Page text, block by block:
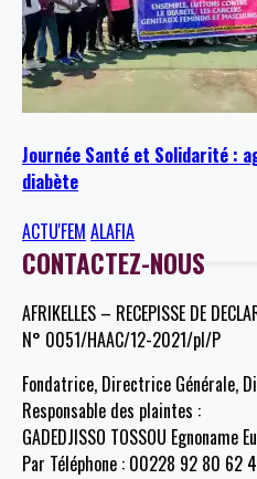
Journée Santé et Solidarité :
diabète
ACTU'FEM ALAFIA
CONTACTEZ-NOUS
AFRIKELLES – RECEPISSE DE
N° 0051/HAAC/12-2021/pl/P
Fondatrice, Directrice Générale,
Responsable des plaintes :
GADEDJISSO TOSSOU Egnoname
Par Téléphone : 00228 92 80 62